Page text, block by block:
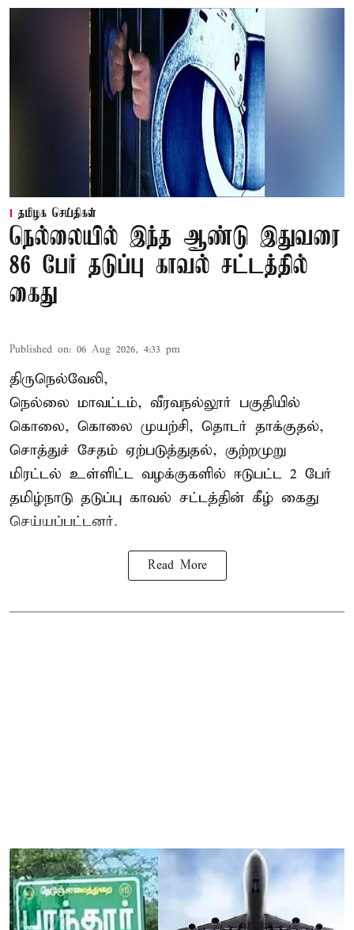
தமிழக செய்திகள்
நெல்லையில் இந்த ஆண்டு இதுவரை
86 பேர் தடுப்பு காவல் சட்டத்தில்
கைது
Published on: 06 Aug 2026, 4:33 pm
திருநெல்வேலி,
நெல்லை மாவட்டம், வீரவநல்லூர் பகுதியில்
கொலை, கொலை முயற்சி, தொடர் தாக்குதல்,
சொத்துச் சேதம் ஏற்படுத்துதல், குற்றமுறு
மிரட்டல் உள்ளிட்ட வழக்குகளில் ஈடுபட்ட 2 பேர்
தமிழ்நாடு தடுப்பு காவல் சட்டத்தின் கீழ் கைது
செய்யப்பட்டனர்.
Read More